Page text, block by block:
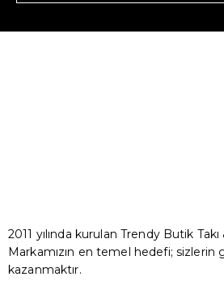
2011 yılında kurulan Trendy Butik
Markamızın en temel hedefi; sizlerin
kazanmaktır.